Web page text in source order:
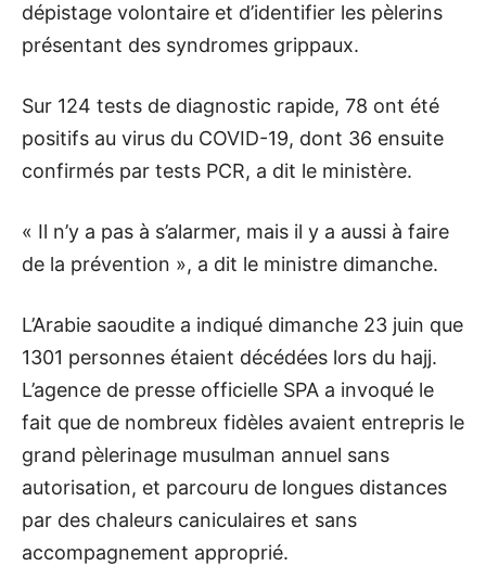
dépistage volontaire et d’identifier les pèlerins
présentant des syndromes grippaux.
Sur 124 tests de diagnostic rapide, 78 ont été
positifs au virus du COVID-19, dont 36 ensuite
confirmés par tests PCR, a dit le ministère.
« Il n’y a pas à s’alarmer, mais il y a aussi à faire
de la prévention », a dit le ministre dimanche.
L’Arabie saoudite a indiqué dimanche 23 juin que
1301 personnes étaient décédées lors du hajj.
L’agence de presse officielle SPA a invoqué le
fait que de nombreux fidèles avaient entrepris le
grand pèlerinage musulman annuel sans
autorisation, et parcouru de longues distances
par des chaleurs caniculaires et sans
accompagnement approprié.